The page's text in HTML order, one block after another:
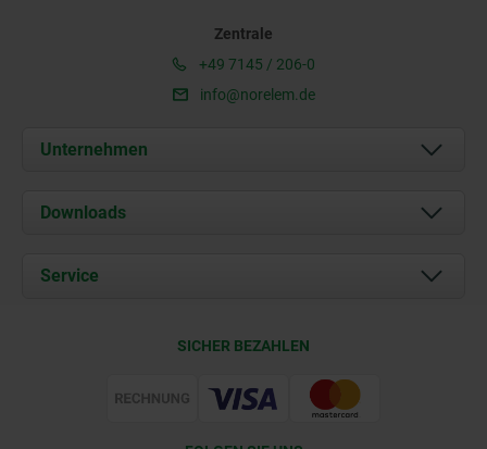
Zentrale
+49 7145 / 206-0
info@norelem.de
Unternehmen
Über uns
Karriere
Downloads
Dokumente
Service
Web Support
SICHER BEZAHLEN